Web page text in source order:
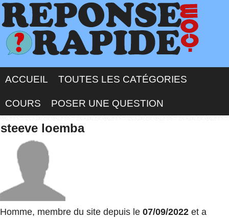
ACCUEIL TOUTES LES CATÉGORIES
COURS POSER UNE QUESTION
steeve loemba
Homme, membre du site depuis le 07/09/2022 et a